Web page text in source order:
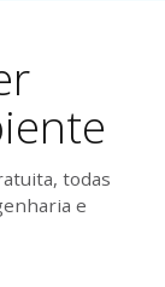
todas
e